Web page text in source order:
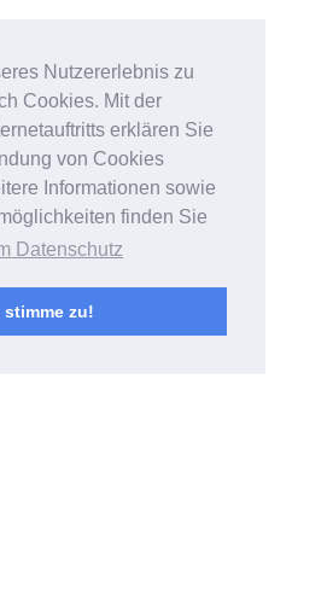
Nutzererlebnis zu
Cookies. Mit der
erklären Sie
von Cookies
Informationen sowie
finden Sie
Datenschutz
stimme zu!
von Andreas